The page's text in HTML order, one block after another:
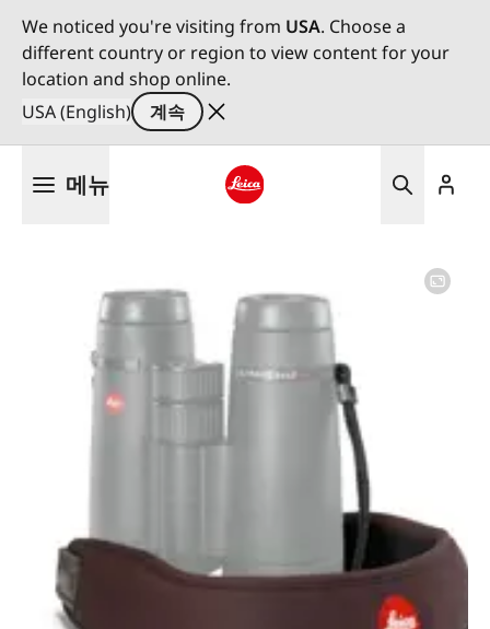
We noticed you're visiting from USA. Choose a
different country or region to view content for your
location and shop online.
USA (English)
계속
메뉴